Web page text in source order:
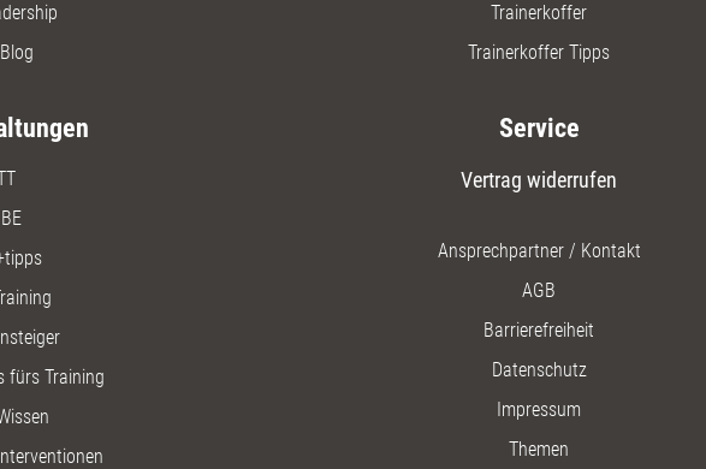
Trainerkoffer
Trainerkoffer Tipps
fürs Training
Service
Vertrag widerrufen
Ansprechpartner / Kontakt
AGB
Barrierefreiheit
Datenschutz
Impressum
Themen